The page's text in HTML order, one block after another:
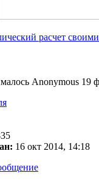
расчет
Anonymous 19
16 окт 2014, 14:18